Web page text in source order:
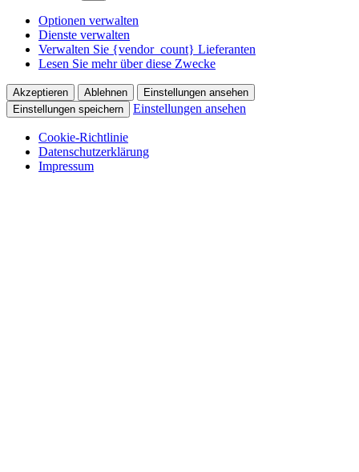
Optionen verwalten
Dienste verwalten
Verwalten Sie {vendor_count} Lieferanten
Lesen Sie mehr über diese Zwecke
Akzeptieren Ablehnen
Einstellungen ansehen
Einstellungen speichern
Einstellungen ansehen
Cookie-Richtlinie
Datenschutzerklärung
Impressum